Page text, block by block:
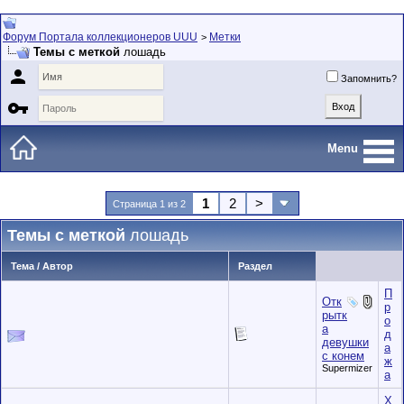
Форум Портала коллекционеров UUU > Метки
Темы с меткой лошадь
 Запомнить?

Menu
Страница 1 из 2 1 2 >
Темы с меткойлошадь
Тема / Автор Раздел
Отк
рытк
а
девушки
с конем
Supermizer
П
р
о
д
а
ж
а
Х